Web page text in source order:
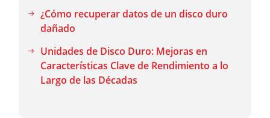
¿Cómo recuperar datos de un disco duro
dañado
Unidades de Disco Duro: Mejoras en
Características Clave de Rendimiento a lo
Largo de las Décadas